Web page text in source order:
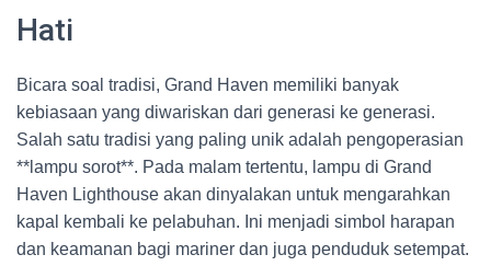
Hati
Bicara soal tradisi, Grand Haven memiliki banyak
kebiasaan yang diwariskan dari generasi ke generasi.
Salah satu tradisi yang paling unik adalah pengoperasian
**lampu sorot**. Pada malam tertentu, lampu di Grand
Haven Lighthouse akan dinyalakan untuk mengarahkan
kapal kembali ke pelabuhan. Ini menjadi simbol harapan
dan keamanan bagi mariner dan juga penduduk setempat.